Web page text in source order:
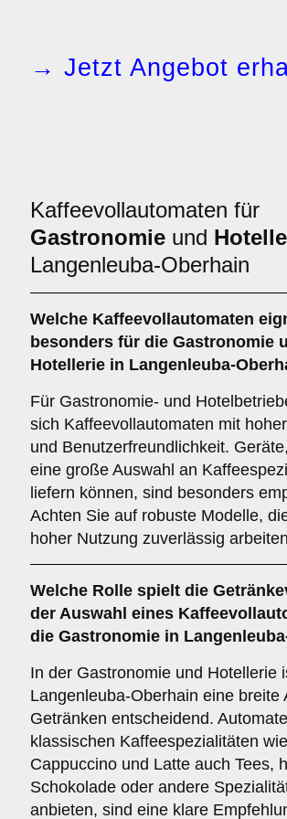
→ Jetzt Angebot
Kaffeevollautomaten für
Gastronomie und
Langenleuba-Oberhain
Welche Kaffeevollautomaten
besonders für die Gastronomie
Hotellerie in Langenleuba-
Für Gastronomie- und
sich Kaffeevollautomaten mit
und Benutzerfreundlichkeit.
eine große Auswahl an
liefern können, sind besonders
Achten Sie auf robuste Modelle,
hoher Nutzung zuverlässig
Welche Rolle spielt die
der Auswahl eines
die Gastronomie in
In der Gastronomie und Hotellerie
Langenleuba-Oberhain eine breite
Getränken entscheidend.
klassischen Kaffeespezialitäten
Cappuccino und Latte auch Tees,
Schokolade oder andere
anbieten, sind eine klare